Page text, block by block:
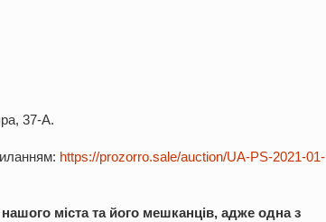
37-А.
https://prozorro.sale/auction/UA-PS-2021-01-
міста та його мешканців, адже одна з